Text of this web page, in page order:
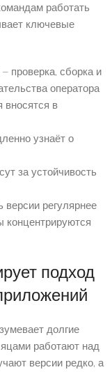
работать
ключевые
проверка, сборка и
оператора
вносятся в
узнаёт о
за устойчивость
регулярнее
подход
долгие
работают над
версии редко, а